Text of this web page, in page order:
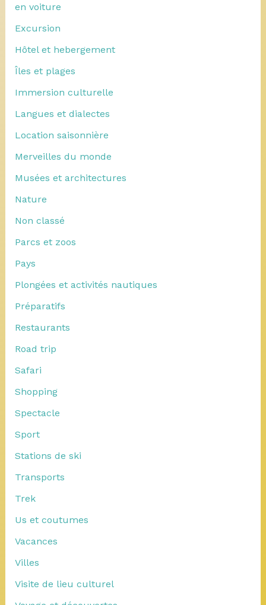
en voiture
Excursion
Hôtel et hebergement
Îles et plages
Immersion culturelle
Langues et dialectes
Location saisonnière
Merveilles du monde
Musées et architectures
Nature
Non classé
Parcs et zoos
Pays
Plongées et activités nautiques
Préparatifs
Restaurants
Road trip
Safari
Shopping
Spectacle
Sport
Stations de ski
Transports
Trek
Us et coutumes
Vacances
Villes
Visite de lieu culturel